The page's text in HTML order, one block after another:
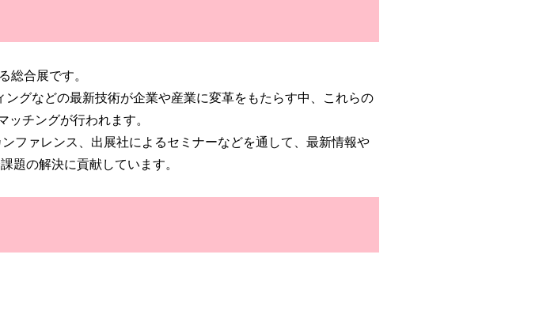
合展です。
グなどの最新技術が企業や産業に変革をもたらす中、これらの
チングが行われます。
ファレンス、出展社によるセミナーなどを通して、最新情報や
題の解決に貢献しています。